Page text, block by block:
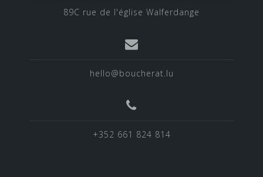
89C rue de l'église Walferdange
hello@boucherat.lu
+352 661 824 814